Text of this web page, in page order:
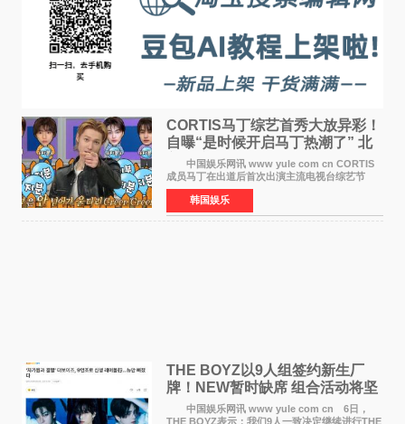
CORTIS马丁综艺首秀大放异彩！
自曝“是时候开启马丁热潮了” 北
美巡演火热进行中
中国娱乐网讯 www yule com cn CORTIS
成员马丁在出道后首次出演主流电视台综艺节
目，展现了多才多艺的魅力。 马丁出演了5日
播出的MBC《Radio Star》Fashion与Passion
之间，I&lsquo;m
韩国娱乐
THE BOYZ以9人组签约新生厂
牌！NEW暂时缺席 组合活动将坚
定不移继续
中国娱乐网讯 www yule com cn 6日，
THE BOYZ表示：我们9人一致决定继续进行THE